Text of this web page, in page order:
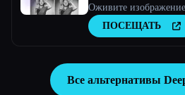
Оживите
ПОСЕЩАТЬ
Все альтернативы